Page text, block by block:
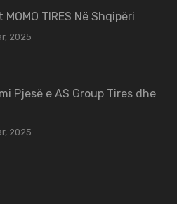
MOMO TIRES Në Shqipëri
2025
Pjesë e AS Group Tires dhe
2025